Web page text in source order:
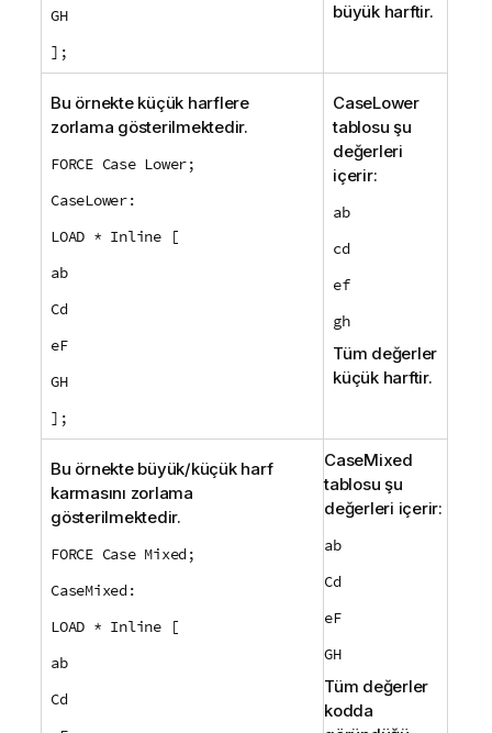
GH
];
büyük harftir.
Bu örnekte küçük harflere
zorlama gösterilmektedir.
FORCE Case Lower;
CaseLower:
LOAD * Inline [
ab
Cd
eF
GH
];
CaseLower
tablosu şu
değerleri
içerir:
ab
cd
ef
gh
Tüm değerler
küçük harftir.
Bu örnekte büyük/küçük harf
karmasını zorlama
gösterilmektedir.
FORCE Case Mixed;
CaseMixed:
LOAD * Inline [
ab
Cd
CaseMixed
tablosu şu
değerleri içerir:
ab
Cd
eF
GH
Tüm değerler
kodda